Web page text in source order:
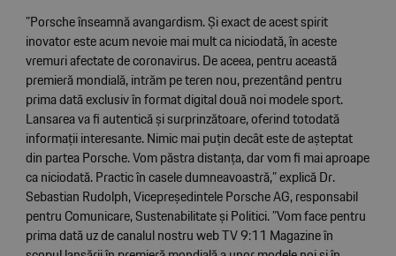
”Porsche înseamnă avangardism. Și exact de acest spirit
inovator este acum nevoie mai mult ca niciodată, în aceste
vremuri afectate de coronavirus. De aceea, pentru această
premieră mondială, intrăm pe teren nou, prezentând pentru
prima dată exclusiv în format digital două noi modele sport.
Lansarea va fi autentică și surprinzătoare, oferind totodată
informații interesante. Nimic mai puțin decât este de așteptat
din partea Porsche. Vom păstra distanța, dar vom fi mai aproape
ca niciodată. Practic în casele dumneavoastră,” explică Dr.
Sebastian Rudolph, Vicepreședintele Porsche AG, responsabil
pentru Comunicare, Sustenabilitate și Politici. ”Vom face pentru
prima dată uz de canalul nostru web TV 9:11 Magazine în